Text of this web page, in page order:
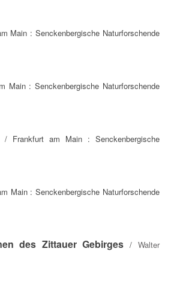
Main : Senckenbergische Naturforschende
Main : Senckenbergische Naturforschende
/ Frankfurt am Main : Senckenbergische
Main : Senckenbergische Naturforschende
des Zittauer Gebirges / Walter